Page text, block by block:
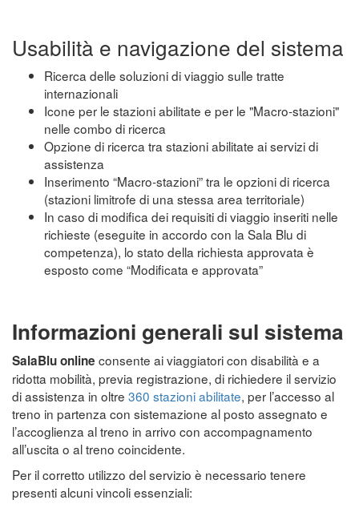
Usabilità e navigazione del sistema
Ricerca delle soluzioni di viaggio sulle tratte
internazionali
Icone per le stazioni abilitate e per le "Macro-stazioni"
nelle combo di ricerca
Opzione di ricerca tra stazioni abilitate ai servizi di
assistenza
Inserimento “Macro-stazioni” tra le opzioni di ricerca
(stazioni limitrofe di una stessa area territoriale)
In caso di modifica dei requisiti di viaggio inseriti nelle
richieste (eseguite in accordo con la Sala Blu di
competenza), lo stato della richiesta approvata è
esposto come “Modificata e approvata”
Informazioni generali sul sistema
SalaBlu online consente ai viaggiatori con disabilità e a
ridotta mobilità, previa registrazione, di richiedere il servizio
di assistenza in oltre 360 stazioni abilitate, per l’accesso al
treno in partenza con sistemazione al posto assegnato e
l’accoglienza al treno in arrivo con accompagnamento
all’uscita o al treno coincidente.
Per il corretto utilizzo del servizio è necessario tenere
presenti alcuni vincoli essenziali: